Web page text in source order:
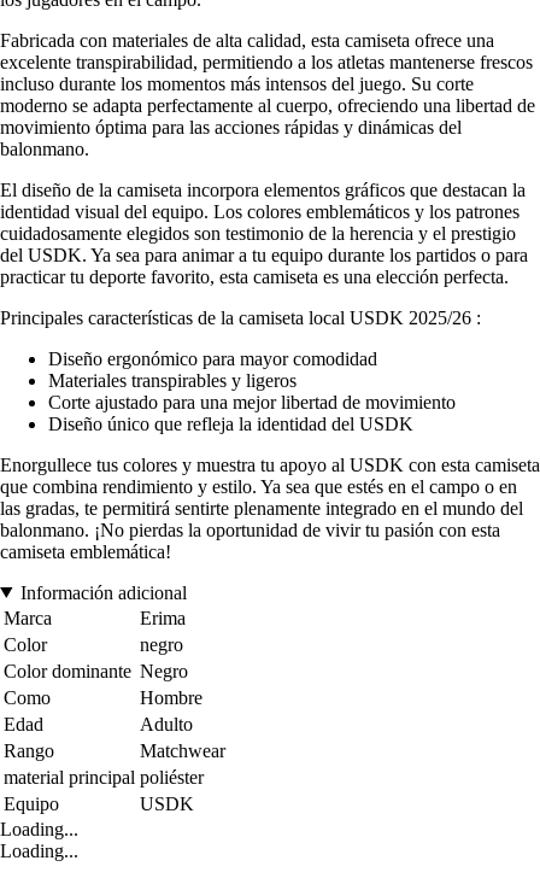
Fabricada con materiales de alta calidad, esta camiseta ofrece una
excelente transpirabilidad, permitiendo a los atletas mantenerse frescos
incluso durante los momentos más intensos del juego. Su corte
moderno se adapta perfectamente al cuerpo, ofreciendo una libertad de
movimiento óptima para las acciones rápidas y dinámicas del
balonmano.
El diseño de la camiseta incorpora elementos gráficos que destacan la
identidad visual del equipo. Los colores emblemáticos y los patrones
cuidadosamente elegidos son testimonio de la herencia y el prestigio
del USDK. Ya sea para animar a tu equipo durante los partidos o para
practicar tu deporte favorito, esta camiseta es una elección perfecta.
Principales características de la camiseta local USDK 2025/26 :
Diseño ergonómico para mayor comodidad
Materiales transpirables y ligeros
Corte ajustado para una mejor libertad de movimiento
Diseño único que refleja la identidad del USDK
Enorgullece tus colores y muestra tu apoyo al USDK con esta camiseta
que combina rendimiento y estilo. Ya sea que estés en el campo o en
las gradas, te permitirá sentirte plenamente integrado en el mundo del
balonmano. ¡No pierdas la oportunidad de vivir tu pasión con esta
camiseta emblemática!
Información adicional
Marca
Erima
Color
negro
Color dominante Negro
Como
Hombre
Edad
Adulto
Rango
Matchwear
material principal poliéster
Equipo
USDK
Loading...
Loading...